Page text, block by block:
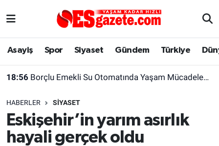
Asayiş Spor Siyaset Gündem Türkiye
18:56 Borçlu Emekli Su Otomatında Yaşam Mücadelesi Veriyor
HABERLER SIYASET
Eskişehir’in yarım asırlık
hayali gerçek oldu
Asayiş
Gündem
Türkiye
Yaşam
Eskişehirspor Arşivi
Eskişehir Arşivi
Eskişehir Nöbetçi Eczaneler
Süper Lig Puan Durumu ve Fikstür
Tüm Manşetler